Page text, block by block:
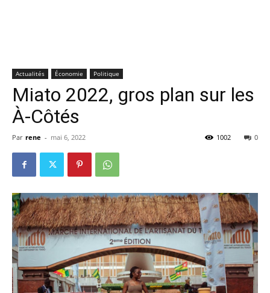
Actualités Économie Politique
Miato 2022, gros plan sur les
À-Côtés
Par rene - mai 6, 2022 0
1002